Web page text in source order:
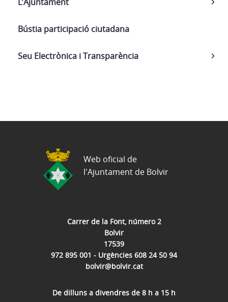
Bústia participació ciutadana
Seu Electrònica i Transparència
Carrer de la Font, número 2
Bolvir
17539
972 895 001 - Urgències 608 24 50 94
bolvir@bolvir.cat
De dilluns a divendres de 8 h a 15 h
Web oficial de
l'Ajuntament de Bolvir